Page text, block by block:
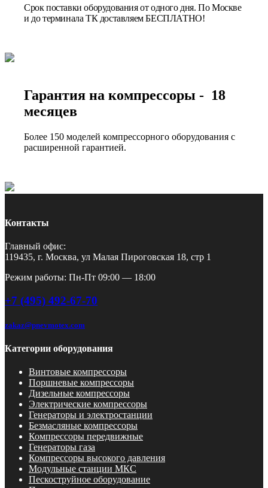
Срок поставки оборудования от одного дня. По Москве
и до терминала ТК доставляем БЕСПЛАТНО!
Гарантия на компрессоры - 18
месяцев
Более 150 моделей компрессорного оборудования с
расширенной гарантией.
Контакты
Главный офис:
119435, г. Москва, ул Малая Пироговская 18, стр 1
Режим работы: Пн-Пт 09:00 — 18:00
+7 (495) 492-67-70
zakaz@pnevmotex.com
Категории оборудования
Винтовые компрессоры
Поршневые компрессоры
Дизельные компрессоры
Электрические компрессоры
Генераторы и электростанции
Безмасляные компрессоры
Компрессоры передвижные
Генераторы газа
Компрессоры высокого давления
Модульные станции МКС
Пескоструйное оборудование